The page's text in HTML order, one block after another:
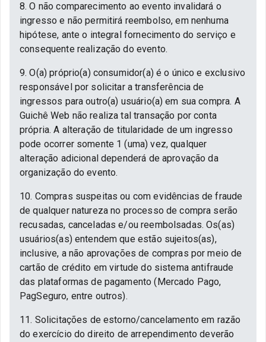
8. O não comparecimento ao evento invalidará o
ingresso e não permitirá reembolso, em nenhuma
hipótese, ante o integral fornecimento do serviço e
consequente realização do evento.
9. O(a) próprio(a) consumidor(a) é o único e exclusivo
responsável por solicitar a transferência de
ingressos para outro(a) usuário(a) em sua compra. A
Guichê Web não realiza tal transação por conta
própria. A alteração de titularidade de um ingresso
pode ocorrer somente 1 (uma) vez, qualquer
alteração adicional dependerá de aprovação da
organização do evento.
10. Compras suspeitas ou com evidências de fraude
de qualquer natureza no processo de compra serão
recusadas, canceladas e/ou reembolsadas. Os(as)
usuários(as) entendem que estão sujeitos(as),
inclusive, a não aprovações de compras por meio de
cartão de crédito em virtude do sistema antifraude
das plataformas de pagamento (Mercado Pago,
PagSeguro, entre outros).
11. Solicitações de estorno/cancelamento em razão
do exercício do direito de arrependimento deverão